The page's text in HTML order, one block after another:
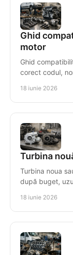
Ghid
motor
Ghid
corect codul,
18 iunie 2026
Turbina
Turbina noua
după buget,
18 iunie 2026